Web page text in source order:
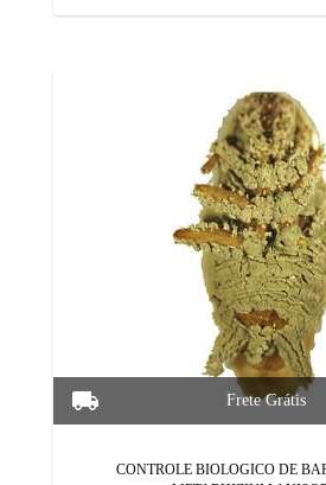
CONTROLE BIOLOGICO DE